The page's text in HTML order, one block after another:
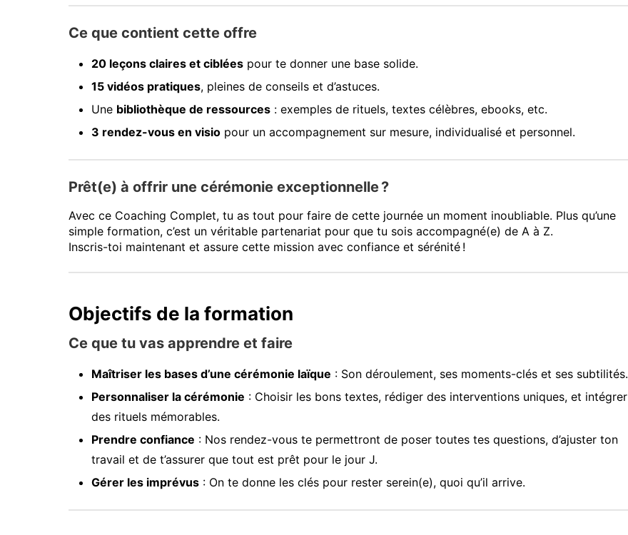
Ce que contient cette offre
20 leçons claires et ciblées pour te donner une base solide.
15 vidéos pratiques, pleines de conseils et d’astuces.
Une bibliothèque de ressources : exemples de rituels, textes célèbres, ebooks, etc.
3 rendez-vous en visio pour un accompagnement sur mesure, individualisé et personnel.
Prêt(e) à offrir une cérémonie exceptionnelle ?
Avec ce Coaching Complet, tu as tout pour faire de cette journée un moment inoubliable. Plus qu’une
simple formation, c’est un véritable partenariat pour que tu sois accompagné(e) de A à Z.
Inscris-toi maintenant et assure cette mission avec confiance et sérénité !
Objectifs de la formation
Ce que tu vas apprendre et faire
Maîtriser les bases d’une cérémonie laïque : Son déroulement, ses moments-clés et ses subtilités.
Personnaliser la cérémonie : Choisir les bons textes, rédiger des interventions uniques, et intégrer
des rituels mémorables.
Prendre confiance : Nos rendez-vous te permettront de poser toutes tes questions, d’ajuster ton
travail et de t’assurer que tout est prêt pour le jour J.
Gérer les imprévus : On te donne les clés pour rester serein(e), quoi qu’il arrive.